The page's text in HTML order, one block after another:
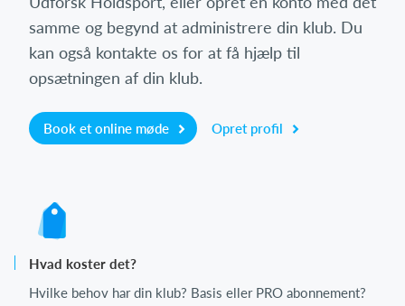
samme og begynd at administrere din klub. Du
kan også kontakte os for at få hjælp til
opsætningen af din klub.
Book et online møde Opret profil
Hvad koster det?
Hvilke behov har din klub? Basis eller PRO abonnement?